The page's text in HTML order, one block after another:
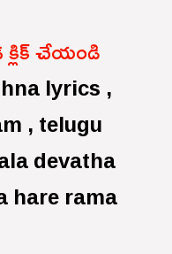
క్లిక్ చేయండి
lyrics ,
, telugu
devatha
hare rama